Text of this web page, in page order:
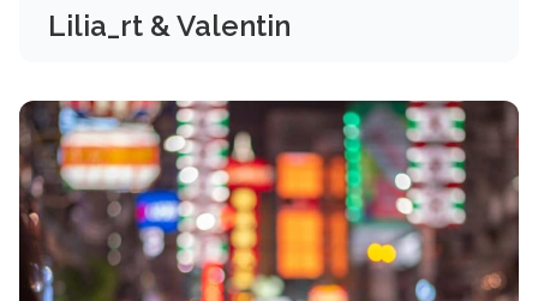
Lilia_rt & Valentin